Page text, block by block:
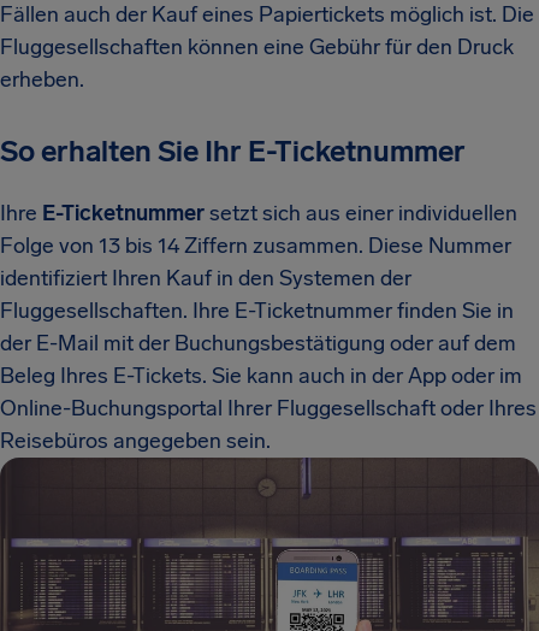
Fällen auch der Kauf eines Papiertickets möglich ist. Die
Fluggesellschaften können eine Gebühr für den Druck
erheben.
So erhalten Sie Ihr E-Ticketnummer
Ihre E-Ticketnummersetzt sich aus einer individuellen
Folge von 13 bis 14 Ziffern zusammen. Diese Nummer
identifiziert Ihren Kauf in den Systemen der
Fluggesellschaften. Ihre E-Ticketnummer finden Sie in
der E-Mail mit der Buchungsbestätigung oder auf dem
Beleg Ihres E-Tickets. Sie kann auch in der App oder im
Online-Buchungsportal Ihrer Fluggesellschaft oder Ihres
Reisebüros angegeben sein.